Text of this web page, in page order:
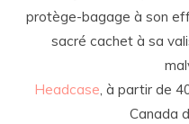
protège-bagage à son
sacré cachet à sa
Headcase, à partir de
Canada